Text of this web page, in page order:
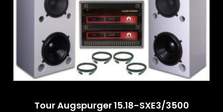
Tour Augspurger 15.18-SXE3/3500